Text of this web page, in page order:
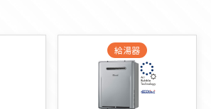
給湯器